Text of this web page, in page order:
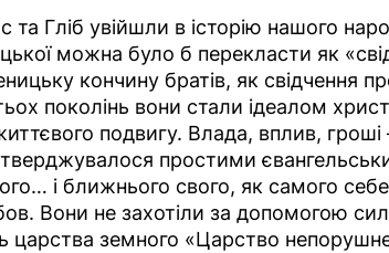
та Гліб увійшли в історію нашого
можна було б перекласти як
кончину братів, як свідчення
поколінь вони стали ідеалом
подвигу. Влада, вплив, гроші
простими
і ближнього свого, як самого
Вони не захотіли за допомогою
царства земного «Царство